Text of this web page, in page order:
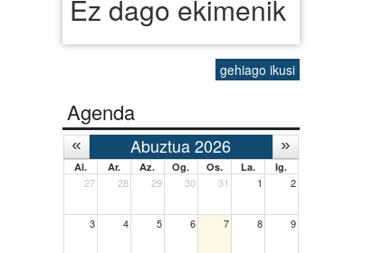
Ez dago ekimenik
gehiago ikusi
Agenda
Abuztua 2026
Al. Ar. Az. Og. Os. La. Ig.
27 28 29 30 31 1 2
3 4 5 6 7 8 9